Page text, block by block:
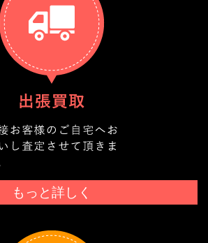
もっと詳しく